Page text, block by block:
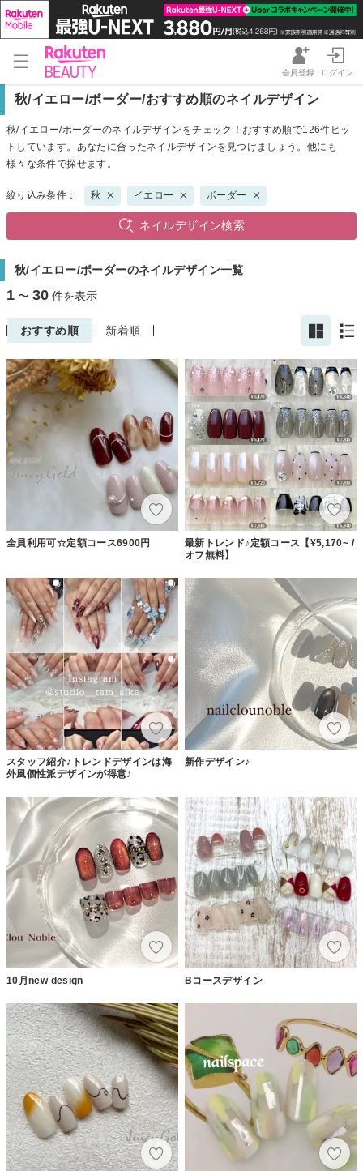
会員登録 ログイン
秋/イエロー/ボーダー/おすすめ順のネイルデザイン
秋/イエロー/ボーダーのネイルデザインをチェック！おすすめ順で126件ヒッ
トしています。あなたに合ったネイルデザインを見つけましょう。他にも
様々な条件で探せます。
絞り込み条件： 秋 イエロー ボーダー
ネイルデザイン検索
秋/イエロー/ボーダーのネイルデザイン一覧
1 〜 30 件を表示
おすすめ順 新着順
全員利用可☆定額コース6900円
最新トレンド♪定額コース【¥5,170~ /
オフ無料】
スタッフ紹介♪トレンドデザインは海
外風個性派デザインが得意♪
新作デザイン♪
10月new design Bコースデザイン